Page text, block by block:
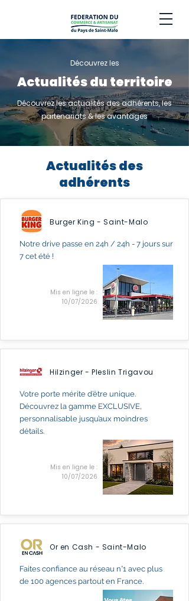
Découvrez les
Actualités du territoire
Découvrez les actualités des adhérents, les
partenariats & les avantages
Actualités des
adhérents
Burger King - Saint-Malo
Notre drive passe en 24h / 24h - 7 jours sur
7 cet été !
Mis en ligne le :
10/07/2026
Hilzinger - Pleslin Trigavou
Votre porte mérite d’être unique.
Découvrez la gamme EXCLUSIVE,
personnalisable jusqu’aux moindres
détails.
Mis en ligne le :
10/07/2026
Or en Cash - Saint-Malo
Faites confiance au réseau n°1 avec plus
de 100 agences partout en France.